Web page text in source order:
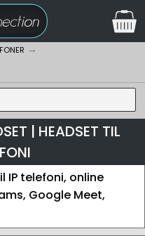
| HEADSET TIL
IP telefoni, online
Google Meet,